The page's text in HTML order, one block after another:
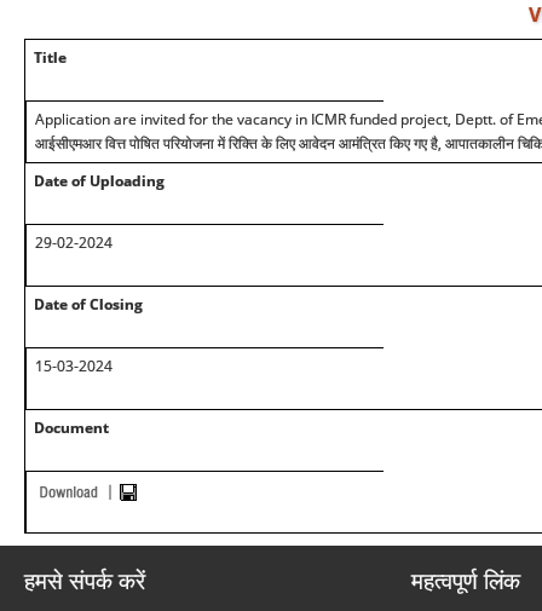
Title
Application are invited for the vacancy in ICMR funded project, Deptt. of
आईसीएमआर वित्त पोषित परियोजना में रिक्ति के लिए आवेदन आमंत्रित किए गए है, आपातकालीन
Date of Uploading
29-02-2024
Date of Closing
15-03-2024
Document
हमसे संपर्क करें महत्वपूर्ण लिंक